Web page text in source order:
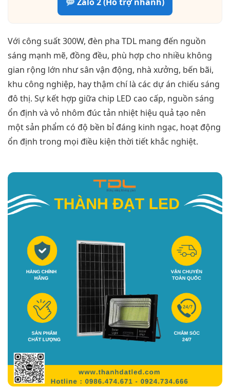
Với công suất 300W, đèn pha TDL mang đến nguồn
sáng mạnh mẽ, đồng đều, phù hợp cho nhiều không
gian rộng lớn như sân vận động, nhà xưởng, bến bãi,
khu công nghiệp, hay thậm chí là các dự án chiếu sáng
đô thị. Sự kết hợp giữa chip LED cao cấp, nguồn sáng
ổn định và vỏ nhôm đúc tản nhiệt hiệu quả tạo nên
một sản phẩm có độ bền bỉ đáng kinh ngạc, hoạt động
ổn định trong mọi điều kiện thời tiết khắc nghiệt.